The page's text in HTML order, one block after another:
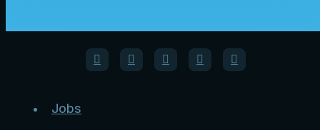
Jobs